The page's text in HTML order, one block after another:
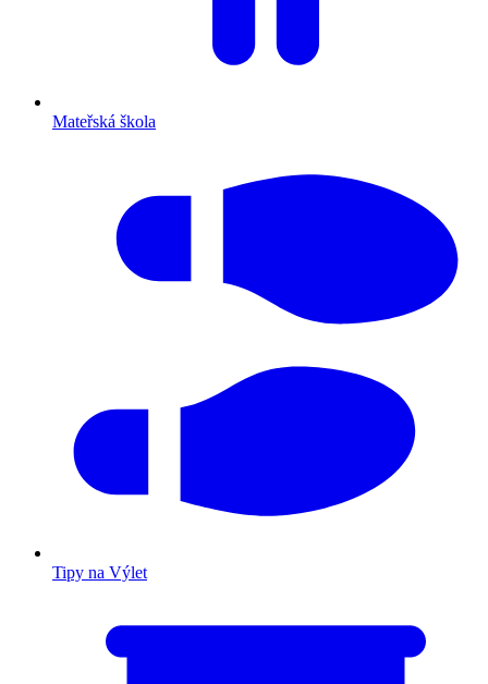
Mateřská škola
Tipy na Výlet